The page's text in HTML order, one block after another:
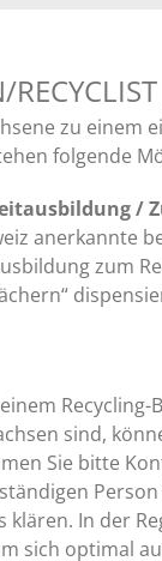
zu einem
folgende
/
anerkannte
zum
sind,
Sie bitte
In der
sich optimal